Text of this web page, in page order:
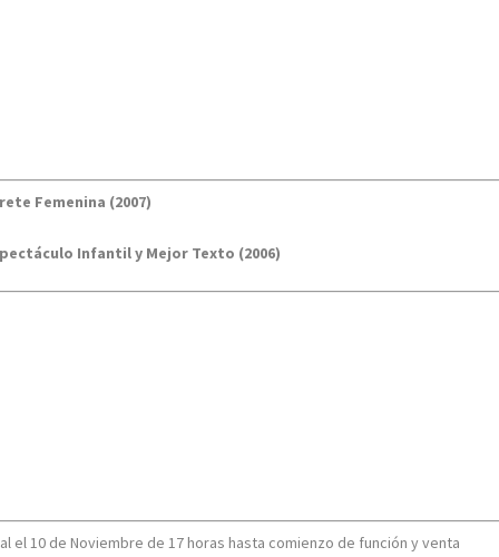
Femenina (2007)
Infantil y Mejor Texto (2006)
el 10 de Noviembre de 17 horas hasta comienzo de función y venta